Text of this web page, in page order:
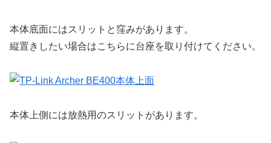
本体底面にはスリットと窪みがあります。
縦置きしたい場合はこちらに台座を取り付けてください。
本体上側には放熱用のスリットがあります。